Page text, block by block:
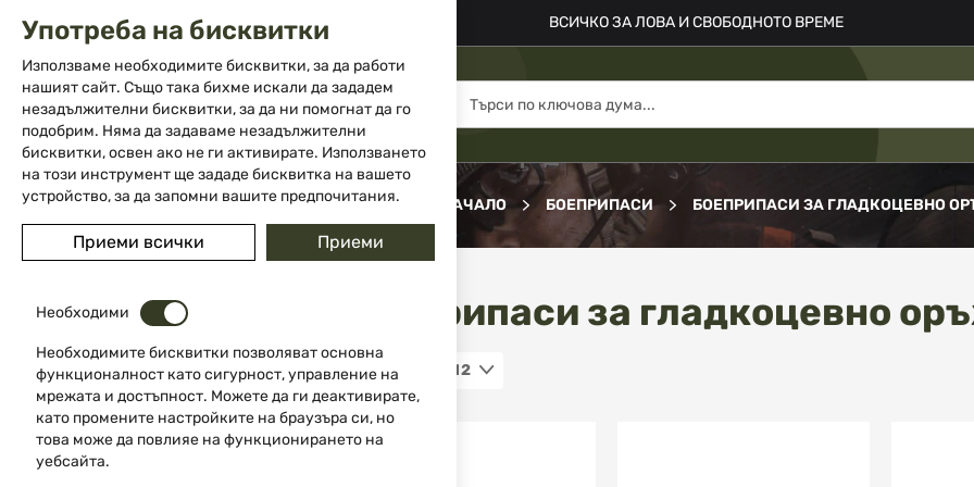
02 983 5014 office@isd-bg.com
Прескачане
съдържанието
ВСИЧКО ЗА ЛОВА И СВОБОДНОТО ВРЕМЕ
МЕНЮ
НАЧАЛО БОЕПРИПАСИ БОЕПРИПАСИ ЗА ГЛАДКОЦЕВНО
Боеприпаси за гладкоцевно
12
ЦЕНА
0,00 € 6,99 €
РАЗМЕР
1
Употреба на бисквитки
Използваме необходимите бисквитки, за да работи
нашият сайт. Също така бихме искали да зададем
незадължителни бисквитки, за да ни помогнат да го
подобрим. Няма да задаваме незадължителни
бисквитки, освен ако не ги активирате. Използването
на този инструмент ще зададе бисквитка на вашето
устройство, за да запомни вашите предпочитания.
Приеми всички Приеми
Необходими
Необходимите бисквитки позволяват основна
функционалност като сигурност, управление на
мрежата и достъпност. Можете да ги деактивирате,
като промените настройките на браузъра си, но
това може да повлияе на функционирането на
уебсайта.